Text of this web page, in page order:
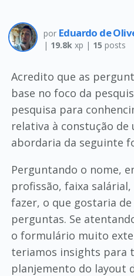
por Eduardo de
| 19.8kxp | 15 posts
Acredito que as
base no foco da
pesquisa para
relativa à constução de
abordaria da seguinte
Perguntando o nome,
profissão, faixa
fazer, o que gostaria
perguntas. Se
o formulário muito
teriamos insights para
planjemento do layout